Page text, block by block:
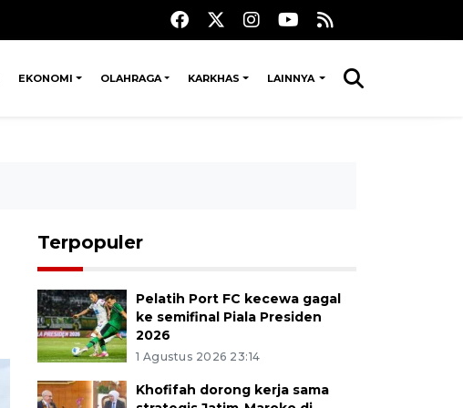
EKONOMI OLAHRAGA KARKHAS LAINNYA
Terpopuler
Pelatih Port FC kecewa gagal
ke semifinal Piala Presiden
2026
1 Agustus 2026 23:14
Khofifah dorong kerja sama